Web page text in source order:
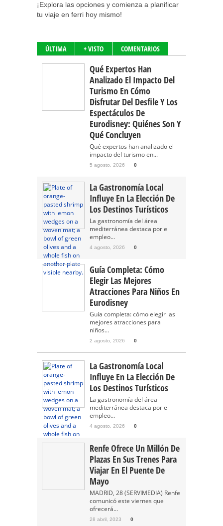
¡Explora las opciones y comienza a planificar
tu viaje en ferri hoy mismo!
ÚLTIMA + VISTO COMENTARIOS
Qué Expertos Han
Analizado El Impacto Del
Turismo En Cómo
Disfrutar Del Desfile Y Los
Espectáculos De
Eurodisney: Quiénes Son Y
Qué Concluyen
Qué expertos han analizado el
impacto del turismo en...
5 agosto, 2026 0
La Gastronomía Local
Influye En La Elección De
Los Destinos Turísticos
La gastronomía del área
mediterránea destaca por el
empleo...
4 agosto, 2026 0
Guía Completa: Cómo
Elegir Las Mejores
Atracciones Para Niños En
Eurodisney
Guía completa: cómo elegir las
mejores atracciones para
niños...
2 agosto, 2026 0
La Gastronomía Local
Influye En La Elección De
Los Destinos Turísticos
La gastronomía del área
mediterránea destaca por el
empleo...
4 agosto, 2026 0
Renfe Ofrece Un Millón De
Plazas En Sus Trenes Para
Viajar En El Puente De
Mayo
MADRID, 28 (SERVIMEDIA) Renfe
comunicó este viernes que
ofrecerá...
28 abril, 2023 0